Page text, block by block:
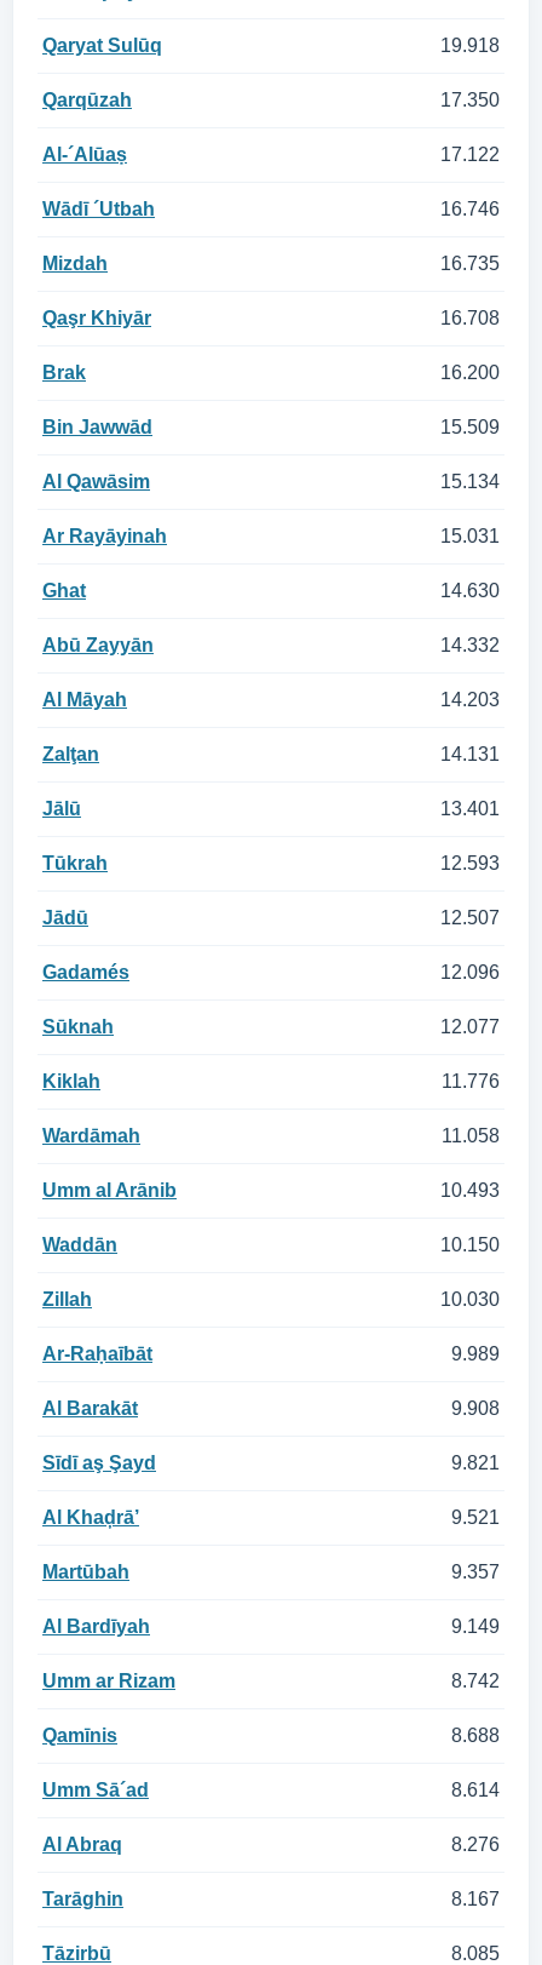
Qaryat Sulūq 19.918
Qarqūzah 17.350
Al-´Alūaṣ 17.122
Wādī ´Utbah 16.746
Mizdah 16.735
Qaşr Khiyār 16.708
Brak 16.200
Bin Jawwād 15.509
Al Qawāsim 15.134
Ar Rayāyinah 15.031
Ghat 14.630
Abū Zayyān 14.332
Al Māyah 14.203
Zalţan 14.131
Jālū 13.401
Tūkrah 12.593
Jādū 12.507
Gadamés 12.096
Sūknah 12.077
Kiklah 11.776
Wardāmah 11.058
Umm al Arānib 10.493
Waddān 10.150
Zillah 10.030
Ar-Raḥaībāt 9.989
Al Barakāt 9.908
Sīdī aş Şayd 9.821
Al Khaḑrā’ 9.521
Martūbah 9.357
Al Bardīyah 9.149
Umm ar Rizam 8.742
Qamīnis 8.688
Umm Sā´ad 8.614
Al Abraq 8.276
Tarāghin 8.167
Tāzirbū 8.085